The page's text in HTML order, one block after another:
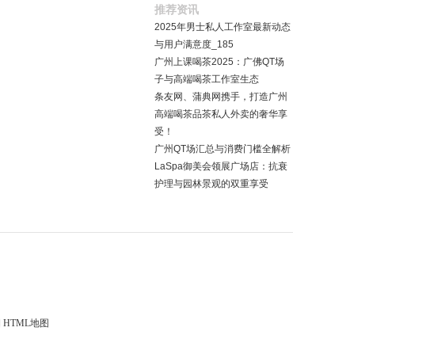
推荐资讯
2025年男士私人工作室最新动态
与用户满意度_185
广州上课喝茶2025：广佛QT场
子与高端喝茶工作室生态
条友网、蒲典网携手，打造广州
高端喝茶品茶私人外卖的奢华享
受！
广州QT场汇总与消费门槛全解析
LaSpa御美会领展广场店：抗衰
护理与园林景观的双重享受
HTML地图